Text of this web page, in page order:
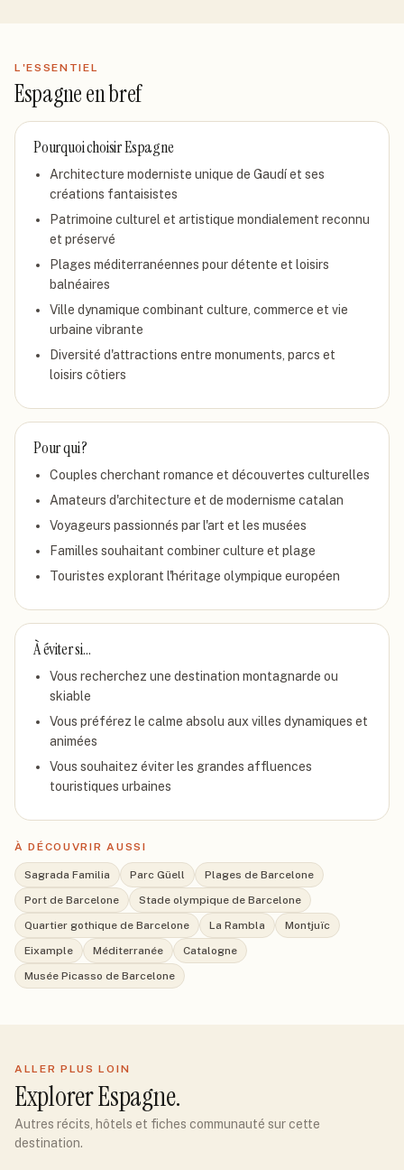
L'ESSENTIEL
Espagneen bref
Pourquoi choisirEspagne
Architecture moderniste unique de Gaudí et ses
créations fantaisistes
Patrimoine culturel et artistique mondialement reconnu
et préservé
Plages méditerranéennes pour détente et loisirs
balnéaires
Ville dynamique combinant culture, commerce et vie
urbaine vibrante
Diversité d'attractions entre monuments, parcs et
loisirs côtiers
Pour qui ?
Couples cherchant romance et découvertes culturelles
Amateurs d'architecture et de modernisme catalan
Voyageurs passionnés par l'art et les musées
Familles souhaitant combiner culture et plage
Touristes explorant l'héritage olympique européen
À éviter si…
Vous recherchez une destination montagnarde ou
skiable
Vous préférez le calme absolu aux villes dynamiques et
animées
Vous souhaitez éviter les grandes affluences
touristiques urbaines
À DÉCOUVRIR AUSSI
Sagrada Familia Parc Güell
Plages de Barcelone
Port de Barcelone
Stade olympique de Barcelone
Quartier gothique de Barcelone
La Rambla
Montjuïc
Eixample
Méditerranée
Catalogne
Musée Picasso de Barcelone
ALLER PLUS LOIN
ExplorerEspagne.
Autres récits, hôtels et fiches communauté sur cette
destination.